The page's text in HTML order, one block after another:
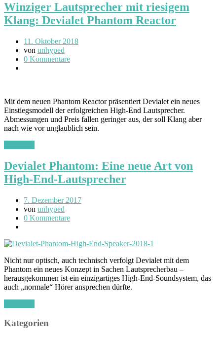
Winziger Lautsprecher mit riesigem
Klang: Devialet Phantom Reactor
11. Oktober 2018
von unhyped
0 Kommentare
Mit dem neuen Phantom Reactor präsentiert Devialet ein neues
Einstiegsmodell der erfolgreichen High-End Lautsprecher.
Abmessungen und Preis fallen geringer aus, der soll Klang aber
nach wie vor unglaublich sein.
Devialet Phantom: Eine neue Art von
High-End-Lautsprecher
7. Dezember 2017
von unhyped
0 Kommentare
Nicht nur optisch, auch technisch verfolgt Devialet mit dem
Phantom ein neues Konzept in Sachen Lautsprecherbau –
herausgekommen ist ein einzigartiges High-End-Soundsystem, das
auch „normale“ Hörer ansprechen dürfte.
Kategorien